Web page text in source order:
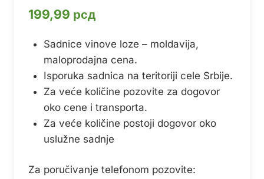
199,99 рсд
Sadnice vinove loze – moldavija,
maloprodajna cena.
Isporuka sadnica na teritoriji cele Srbije.
Za veće količine pozovite za dogovor
oko cene i transporta.
Za veće količine postoji dogovor oko
uslužne sadnje
Za poručivanje telefonom pozovite: